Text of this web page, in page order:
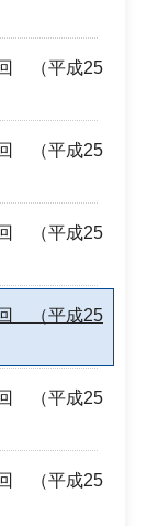
（平成25
（平成25
（平成25
（平成25
（平成25
（平成25